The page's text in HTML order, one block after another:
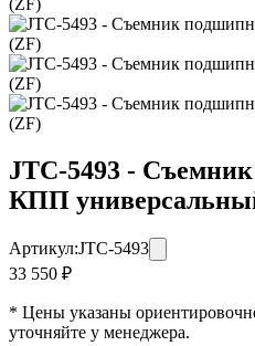
JTC-5493 -
КПП
Артикул:JTC-5493
33 550 ₽
* Цены указаны
уточняйте у менеджера.